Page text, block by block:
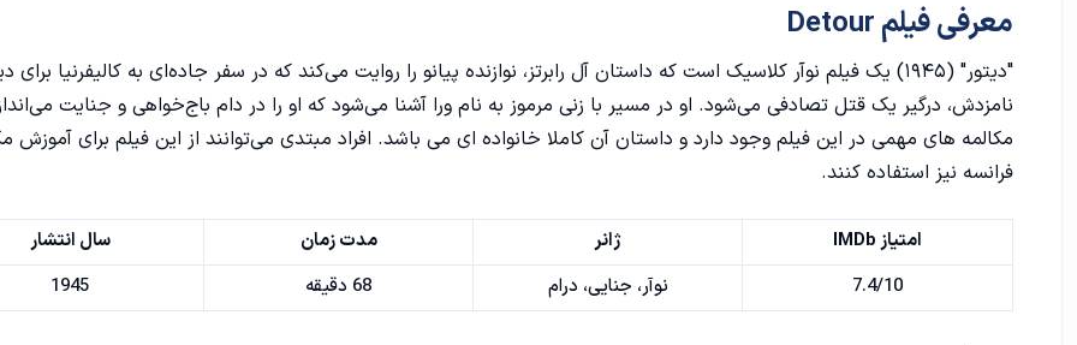
معرفی فیلم Detour
"دیتور" (۱۹۴۵) یک فیلم نوآر کلاسیک است که داستان آل رابرتز، نوازنده پیانو را روایت می‌کند که در سفر جاده‌ای به کالیفرنیا برای
نامزدش، درگیر یک قتل تصادفی می‌شود. او در مسیر با زنی مرموز به نام ورا آشنا می‌شود که او را در دام باج‌خواهی و جنایت
مکالمه های مهمی در این فیلم وجود دارد و داستان آن کاملا خانواده ای می باشد. افراد مبتدی می‌توانند از این فیلم برای آموزش
فرانسه نیز استفاده کنند.
امتیاز IMDb ژانر مدت زمان
سال انتشار
7.4/10
نوآر، جنایی، درام 68 دقیقه 1945